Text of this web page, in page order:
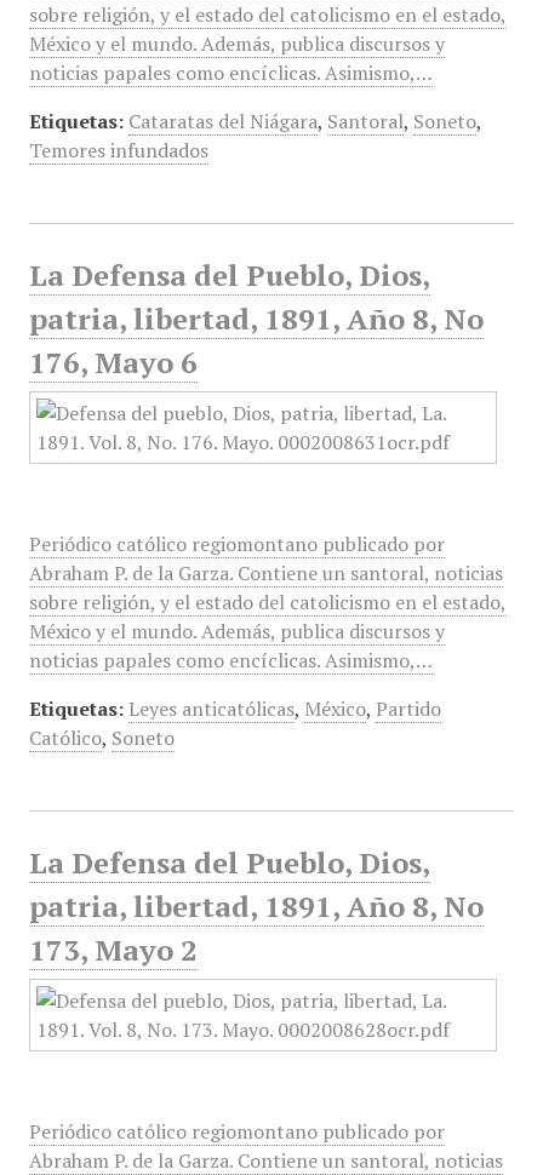
sobre religión, y el estado del catolicismo en el estado,
México y el mundo. Además, publica discursos y
noticias papales como encíclicas. Asimismo,…
Etiquetas: Cataratas del Niágara, Santoral, Soneto,
Temores infundados
La Defensa del Pueblo, Dios,
patria, libertad, 1891, Año 8, No
176, Mayo 6
Periódico católico regiomontano publicado por
Abraham P. de la Garza. Contiene un santoral, noticias
sobre religión, y el estado del catolicismo en el estado,
México y el mundo. Además, publica discursos y
noticias papales como encíclicas. Asimismo,…
Etiquetas: Leyes anticatólicas, México, Partido
Católico, Soneto
La Defensa del Pueblo, Dios,
patria, libertad, 1891, Año 8, No
173, Mayo 2
Periódico católico regiomontano publicado por
Abraham P. de la Garza. Contiene un santoral, noticias